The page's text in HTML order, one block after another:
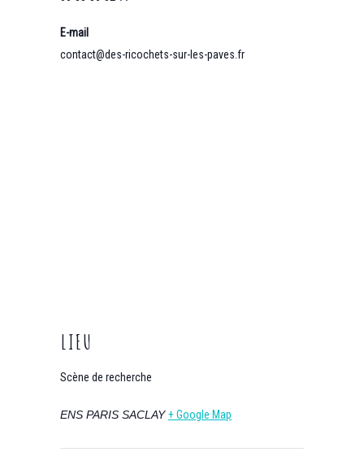
E-mail
contact@des-ricochets-sur-les-paves.fr
LIEU
Scène de recherche
ENS PARIS SACLAY + Google Map